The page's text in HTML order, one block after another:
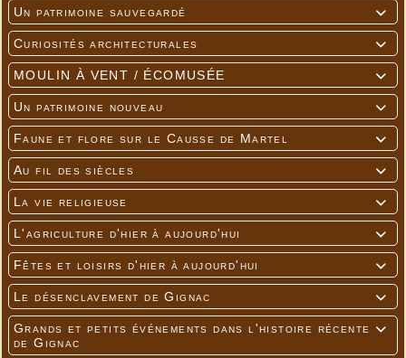

Un patrimoine sauvegardé

Curiosités architecturales

MOULIN À VENT / ÉCOMUSÉE

Un patrimoine nouveau

Faune et flore sur le Causse de Martel

Au fil des siècles

La vie religieuse

L'agriculture d'hier à aujourd'hui

Fêtes et loisirs d'hier à aujourd'hui

Le désenclavement de Gignac

Grands et petits événements dans l'histoire récente
de Gignac